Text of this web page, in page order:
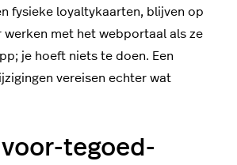
fysieke loyaltykaarten, blijven op
werken met het webportaal als ze
je hoeft niets te doen. Een
vereisen echter wat
tegoed-